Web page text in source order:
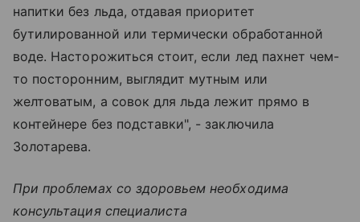
напитки без льда, отдавая приоритет
бутилированной или термически обработанной
воде. Насторожиться стоит, если лед пахнет чем-
то посторонним, выглядит мутным или
желтоватым, а совок для льда лежит прямо в
контейнере без подставки", - заключила
Золотарева.
При проблемах со здоровьем необходима
консультация специалиста